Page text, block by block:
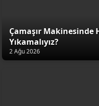
Çamaşır Makinesinde
Yıkamalıyız?
2 Ağu 2026